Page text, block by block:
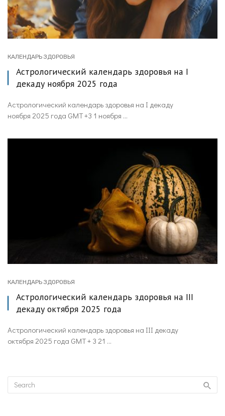
КАЛЕНДАРЬ ЗДОРОВЬЯ
Астрологический календарь здоровья на I
декаду ноября 2025 года
Астрологический календарь здоровья на I декаду
ноября 2025 года GMT +3 1 ноября ...
КАЛЕНДАРЬ ЗДОРОВЬЯ
Астрологический календарь здоровья на III
декаду октября 2025 года
Астрологический календарь здоровья на III декаду
октября 2025 года GMT + 3 21 ...